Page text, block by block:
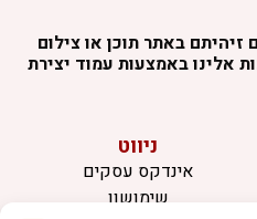
זיהיתם באתר תוכן או צילום
אלינו באמצעות עמוד יצירת
ניווט
אינדקס עסקים
שימושון